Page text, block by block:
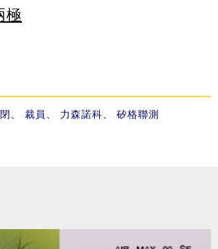
極
裁員 力森諾科 矽格聯測